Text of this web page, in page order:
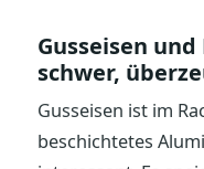
Gusseisen
schwer,
Gusseisen ist im
beschichtetes